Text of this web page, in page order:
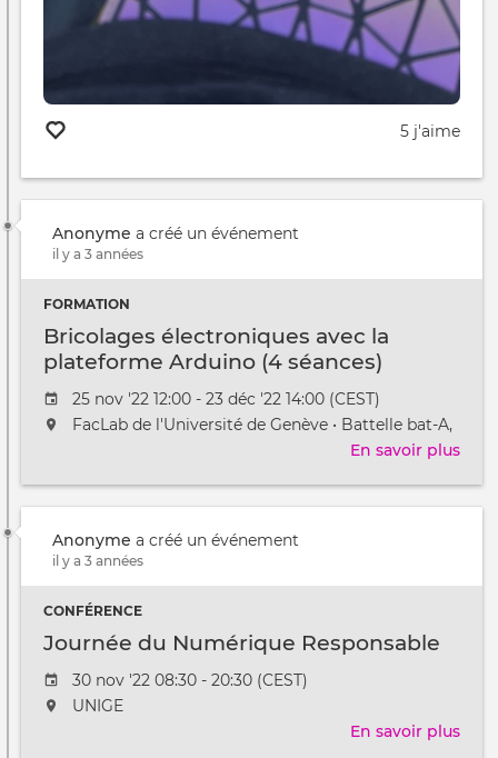
5 j'aime
Anonyme a créé un événement
il y a 3 années
FORMATION
Bricolages électroniques avec la
plateforme Arduino (4 séances)
Date
de
25 nov '22 12:00 - 23 déc '22 14:00 (CEST)
L'événement
au
à
FacLab de l'Université de Genève • Battelle bat-A,
En savoir plus
Anonyme a créé un événement
il y a 3 années
CONFÉRENCE
Journée du Numérique Responsable
Date
de
30 nov '22 08:30 - 20:30 (CEST)
L'événement
UNIGE
En savoir plus